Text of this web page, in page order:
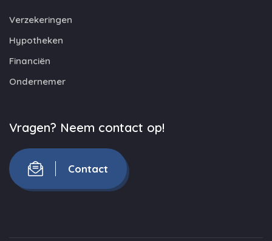
Verzekeringen
Hypotheken
Financiën
Ondernemer
Vragen? Neem contact op!
Contact